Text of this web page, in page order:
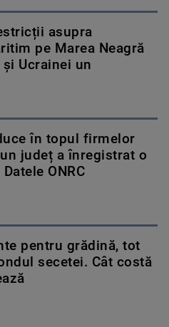
asupra
pe Marea Neagră
Ucrainei un
în topul firmelor
județ a înregistrat o
ONRC
pentru grădină, tot
secetei. Cât costă